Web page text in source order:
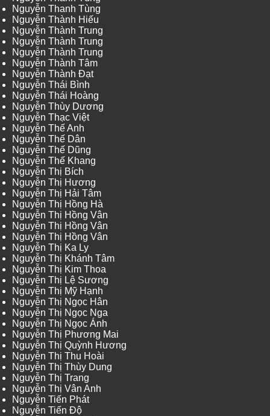
Nguyễn Thanh Tùng
Nguyễn Thành Hiếu
Nguyễn Thành Trung
Nguyễn Thành Trung
Nguyễn Thành Trung
Nguyễn Thành Tâm
Nguyễn Thành Đạt
Nguyễn Thái Bình
Nguyễn Thái Hoàng
Nguyễn Thùy Dương
Nguyễn Thạc Việt
Nguyễn Thế Anh
Nguyễn Thế Dân
Nguyễn Thế Dũng
Nguyễn Thế Khang
Nguyễn Thị Bích
Nguyễn Thị Hương
Nguyễn Thị Hải Tâm
Nguyễn Thị Hồng Hà
Nguyễn Thị Hồng Vân
Nguyễn Thị Hồng Vân
Nguyễn Thị Hồng Vân
Nguyễn Thị Ka Ly
Nguyễn Thị Khánh Tâm
Nguyễn Thị Kim Thoa
Nguyễn Thị Lệ Sương
Nguyễn Thị Mỹ Hạnh
Nguyễn Thị Ngọc Hân
Nguyễn Thị Ngọc Nga
Nguyễn Thị Ngọc Ánh
Nguyễn Thị Phương Mai
Nguyễn Thị Quỳnh Hương
Nguyễn Thị Thu Hoài
Nguyễn Thị Thùy Dung
Nguyễn Thị Trang
Nguyễn Thị Vân Anh
Nguyễn Tiến Phát
Nguyễn Tiến Độ